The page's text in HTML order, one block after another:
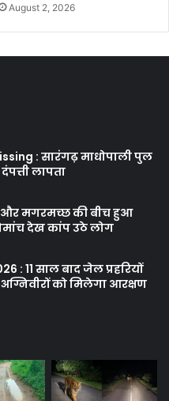
August 2, 2026
: सारंगढ़ माधोपाली पुल
लापता
और मगरमच्छ की बीच हुआ
देख कांप उठे लोग
: 11 साल बाद जेल प्रहरियों
को मिलेगा आरक्षण